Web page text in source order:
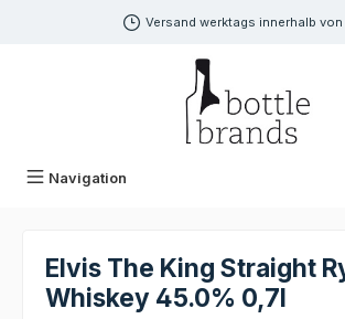
Versand werktags innerhalb
Navigation
Elvis The King Straight
Whiskey 45.0% 0,7l